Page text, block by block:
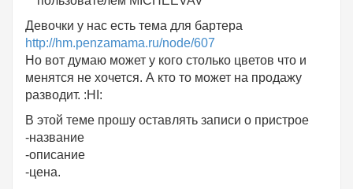
Девочки у нас есть тема для бартера
http://hm.penzamama.ru/node/607
Но вот думаю может у кого столько цветов что и
менятся не хочется. А кто то может на продажу
разводит. :HI:
В этой теме прошу оставлять записи о пристрое
-название
-описание
-цена.